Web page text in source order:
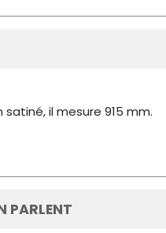
il mesure 915 mm.
PARLENT